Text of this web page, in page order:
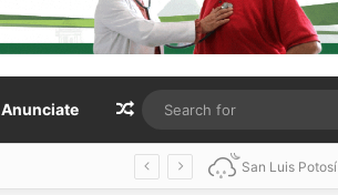
Anunciate Random Article
San Luis Potosí